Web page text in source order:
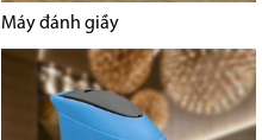
Máy đánh giầy